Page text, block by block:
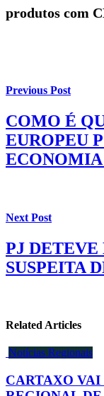
produtos com
Previous Post
COMO É
EUROPEU
ECONOMIA
Next Post
PJ
SUSPEITA
Related Articles
Notícias Regionais
CARTAXO